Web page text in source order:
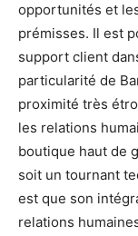
opportunités et
prémisses. Il est
support client
particularité de
proximité très
les relations
boutique haut de
soit un tournant
est que son
relations